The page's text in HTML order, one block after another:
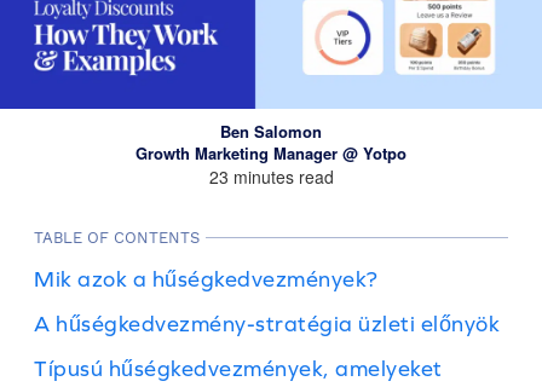
Ben Salomon
Growth Marketing Manager @ Yotpo
23 minutes read
TABLE OF CONTENTS
Mik azok a hűségkedvezmények?
A hűségkedvezmény-stratégia üzleti előnyök
Típusú hűségkedvezmények, amelyeket